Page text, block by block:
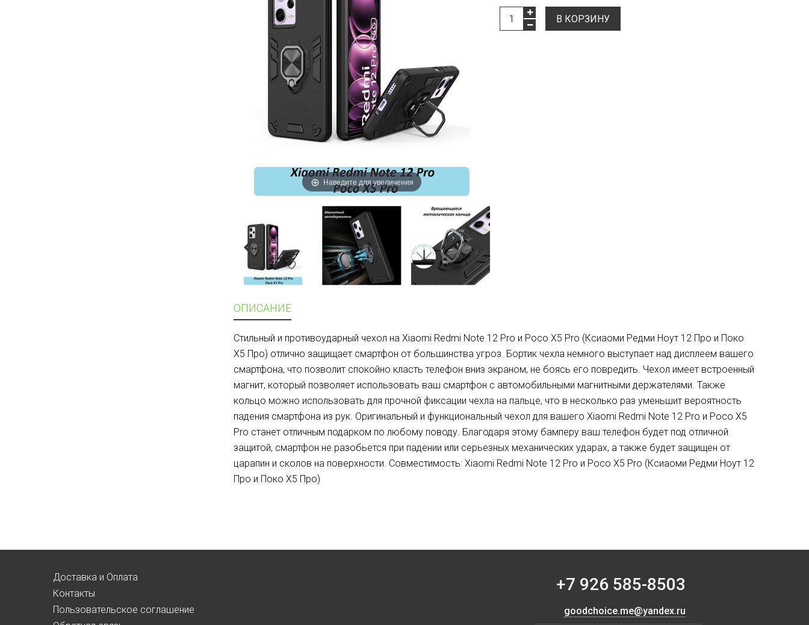
Наведите для увеличения
В КОРЗИНУ
ОПИСАНИЕ
Стильный и противоударный чехол на Xiaomi Redmi Note 12 Pro и Poco X5 Pro (Ксиаоми Редми Ноут 12 Про и Поко
Х5 Про) отлично защищает смартфон от большинства угроз. Бортик чехла немного выступает над дисплеем вашего
смартфона, что позволит спокойно класть телефон вниз экраном, не боясь его повредить. Чехол имеет встроенный
магнит, который позволяет использовать ваш смартфон с автомобильными магнитными держателями. Также
кольцо можно использовать для прочной фиксации чехла на пальце, что в несколько раз уменьшит вероятность
падения смартфона из рук. Оригинальный и функциональный чехол для вашего Xiaomi Redmi Note 12 Pro и Poco X5
Pro станет отличным подарком по любому поводу. Благодаря этому бамперу ваш телефон будет под отличной
защитой, смартфон не разобьется при падении или серьезных механических ударах, а также будет защищен от
царапин и сколов на поверхности. Совместимость: Xiaomi Redmi Note 12 Pro и Poco X5 Pro (Ксиаоми Редми Ноут 12
Про и Поко Х5 Про)
Доставка и Оплата
Контакты
Пользовательское соглашение
+7 926 585-8503
goodchoice.me@yandex.ru